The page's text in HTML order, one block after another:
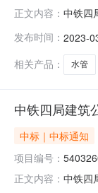
正文内容： 中铁四
（中标
发布时间： 2023-
相关产品：
水管
中铁四局建筑
中标｜中标通知
项目编号：
正文内容： 中铁四